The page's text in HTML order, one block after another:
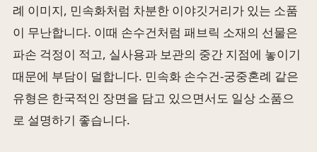
례 이미지, 민속화처럼 차분한 이야깃거리가 있는 소품
이 무난합니다. 이때 손수건처럼 패브릭 소재의 선물은
파손 걱정이 적고, 실사용과 보관의 중간 지점에 놓이기
때문에 부담이 덜합니다. 민속화 손수건-궁중혼례 같은
유형은 한국적인 장면을 담고 있으면서도 일상 소품으
로 설명하기 좋습니다.